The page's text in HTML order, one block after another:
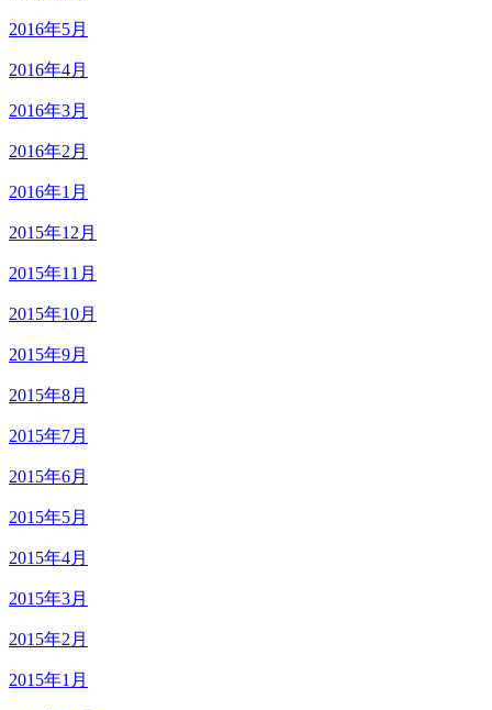
2016年5月
2016年4月
2016年3月
2016年2月
2016年1月
2015年12月
2015年11月
2015年10月
2015年9月
2015年8月
2015年7月
2015年6月
2015年5月
2015年4月
2015年3月
2015年2月
2015年1月